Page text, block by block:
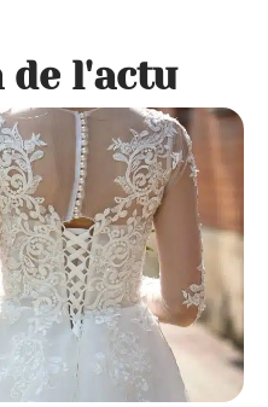
de l'actu